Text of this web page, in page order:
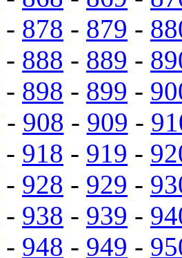
- 878 - 879 -
- 888 - 889 -
- 898 - 899 -
- 908 - 909 -
- 918 - 919 -
- 928 - 929 -
- 938 - 939 -
- 948 - 949 -